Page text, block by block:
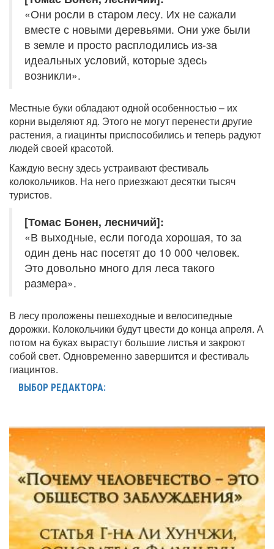
«Они росли в старом лесу. Их не сажали
вместе с новыми деревьями. Они уже были
в земле и просто расплодились из-за
идеальных условий, которые здесь
возникли».
Местные буки обладают одной особенностью – их
корни выделяют яд. Этого не могут перенести другие
растения, а гиацинты приспособились и теперь радуют
людей своей красотой.
Каждую весну здесь устраивают фестиваль
колокольчиков. На него приезжают десятки тысяч
туристов.
[Томас Бонен, лесничий]:
«В выходные, если погода хорошая, то за
один день нас посетят до 10 000 человек.
Это довольно много для леса такого
размера».
В лесу проложены пешеходные и велосипедные
дорожки. Колокольчики будут цвести до конца апреля. А
потом на буках вырастут большие листья и закроют
собой свет. Одновременно завершится и фестиваль
гиацинтов.
ВЫБОР РЕДАКТОРА: